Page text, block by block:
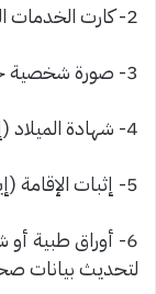
2- كارت الخدمات المتكاملة القديم.
3- صورة شخصية حديثة.
4- شهادة الميلاد (إذا كان هناك تحديث بيانات).
5- إثبات الإقامة (إيصال مرافق حديث أو مستند رسمي).
6- أوراق طبية أو
لتحديث بيانات